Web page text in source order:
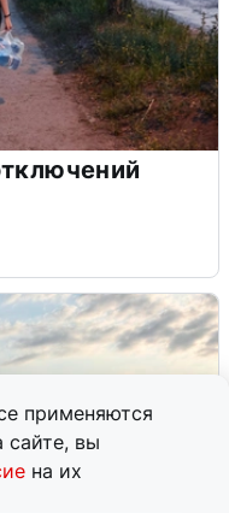
применяются
сайте, вы
на их